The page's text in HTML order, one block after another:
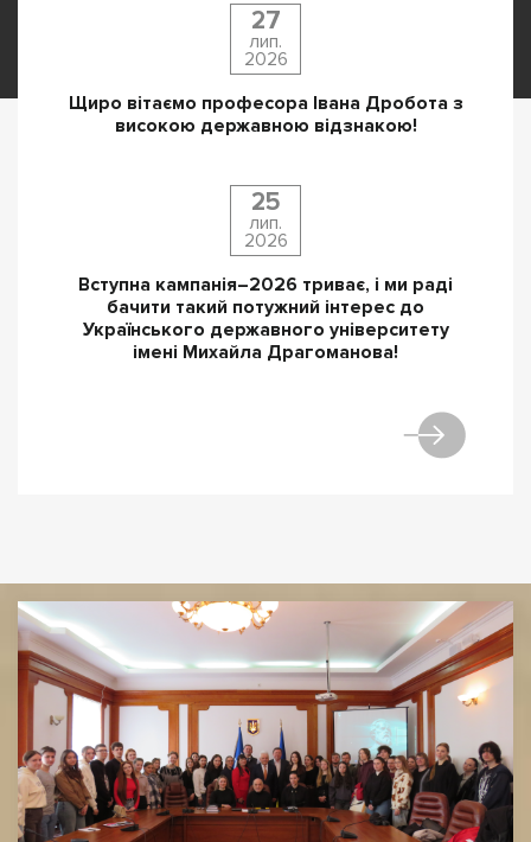
27
лип.
2026
Щиро вітаємо професора Івана Дробота з
високою державною відзнакою!
25
лип.
2026
Вступна кампанія–2026 триває, і ми раді
бачити такий потужний інтерес до
Українського державного університету
імені Михайла Драгоманова!